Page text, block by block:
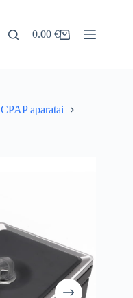
Pirkinių
0.00€
CPAP aparatai